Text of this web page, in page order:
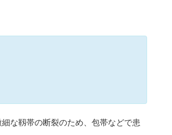
な靱帯の断裂のため、包帯などで患